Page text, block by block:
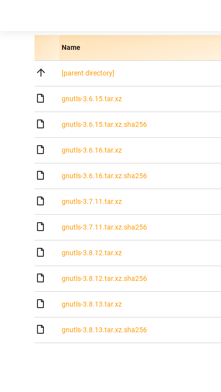
Name
[parent directory]
gnutls-3.6.15.tar.xz
gnutls-3.6.15.tar.xz.sha256
gnutls-3.6.16.tar.xz
gnutls-3.6.16.tar.xz.sha256
gnutls-3.7.11.tar.xz
gnutls-3.7.11.tar.xz.sha256
gnutls-3.8.12.tar.xz
gnutls-3.8.12.tar.xz.sha256
gnutls-3.8.13.tar.xz
gnutls-3.8.13.tar.xz.sha256